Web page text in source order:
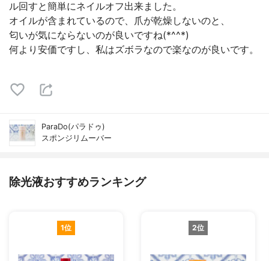
ル回すと簡単にネイルオフ出来ました。
オイルが含まれているので、爪が乾燥しないのと、
匂いが気にならないのが良いですね(*^^*)
何より安価ですし、私はズボラなので楽なのが良いです。
ParaDo(パラドゥ)
スポンジリムーバー
除光液おすすめランキング
1位 2位